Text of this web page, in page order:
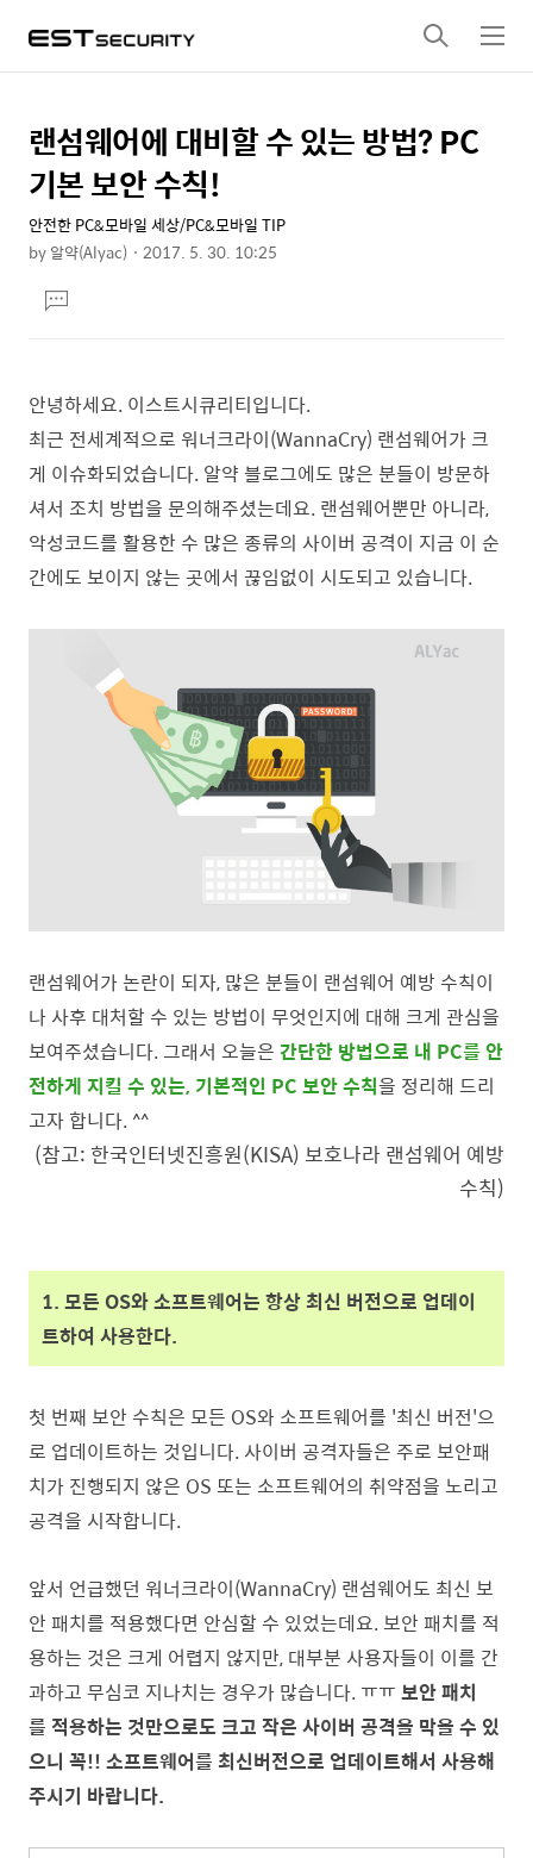
검
색
메
뉴
상
세
텐
본
문
제
목
랜섬웨어에 대비할 수 있는 방법? PC
기본 보안 수칙!
안전한 PC&모바일 세상/PC&모바일 TIP
by알약(Alyac) 2017. 5. 30. 10:25
문댓
글
안녕하세요. 이스트시큐리티입니다.
최근 전세계적으로 워너크라이(WannaCry) 랜섬웨어가 크
게 이슈화되었습니다. 알약 블로그에도 많은 분들이 방문하
셔서 조치 방법을 문의해주셨는데요. 랜섬웨어뿐만 아니라,
악성코드를 활용한 수 많은 종류의 사이버 공격이 지금 이 순
간에도 보이지 않는 곳에서 끊임없이 시도되고 있습니다.
랜섬웨어가 논란이 되자, 많은 분들이 랜섬웨어 예방 수칙이
나 사후 대처할 수 있는 방법이 무엇인지에 대해 크게 관심을
보여주셨습니다. 그래서 오늘은 간단한 방법으로 내 PC를 안
전하게 지킬 수 있는, 기본적인 PC 보안 수칙을 정리해 드리
고자 합니다. ^^
(참고: 한국인터넷진흥원(KISA) 보호나라 랜섬웨어 예방
수칙)
1. 모든 OS와 소프트웨어는 항상 최신 버전으로 업데이
트하여 사용한다.
첫 번째 보안 수칙은 모든 OS와 소프트웨어를 '최신 버전'으
로 업데이트하는 것입니다. 사이버 공격자들은 주로 보안패
치가 진행되지 않은 OS 또는 소프트웨어의 취약점을 노리고
공격을 시작합니다.
앞서 언급했던 워너크라이(WannaCry) 랜섬웨어도 최신 보
안 패치를 적용했다면 안심할 수 있었는데요. 보안 패치를 적
용하는 것은 크게 어렵지 않지만, 대부분 사용자들이 이를 간
과하고 무심코 지나치는 경우가 많습니다. ㅠㅠ 보안 패치
를 적용하는 것만으로도 크고 작은 사이버 공격을 막을 수 있
으니 꼭!! 소프트웨어를 최신버전으로 업데이트해서 사용해
주시기 바랍니다.